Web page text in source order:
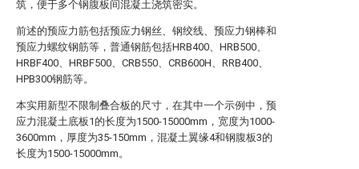
筑，便于多个钢腹板间混凝土浇筑密实。
前述的预应力筋包括预应力钢丝、钢绞线、预应力钢棒和
预应力螺纹钢筋等，普通钢筋包括HRB400、HRB500、
HRBF400、HRBF500、CRB550、CRB600H、RRB400、
HPB300钢筋等。
本实用新型不限制叠合板的尺寸，在其中一个示例中，预
应力混凝土底板1的长度为1500-15000mm，宽度为1000-
3600mm，厚度为35-150mm，混凝土翼缘4和钢腹板3的
长度为1500-15000mm。